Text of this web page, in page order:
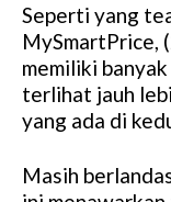
Seperti yang
MySmartPrice,
memiliki
terlihat jauh
yang ada di
Masih